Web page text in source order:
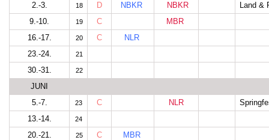
2.-3.
18 D NBKR NBKR
Land &
9.-10.
19 C
MBR
16.-17.
20 C
NLR
23.-24.
21
30.-31. 22
JUNI
5.-7.
23 C NLR
13.-14.
24
20.-21. 25 C
MBR